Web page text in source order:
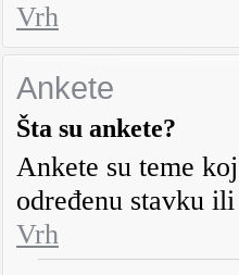
Vrh
Ankete
Šta su ankete?
Ankete su teme
određenu stavku
Vrh